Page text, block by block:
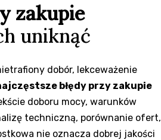
zakupie
uniknąć
dobór, lekceważenie
błędy przy zakupie
doboru mocy, warunków
techniczną, porównanie ofert,
nie oznacza dobrej jakości